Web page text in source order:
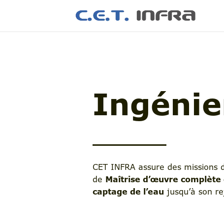
CET INFRA assure des missions
de Maîtrise d’œuvre
captage de l’eau jusqu’à son